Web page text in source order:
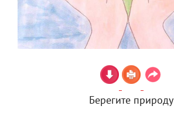
Берегите природу